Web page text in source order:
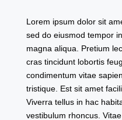
Lorem ipsum dolor sit
sed do eiusmod tempor
magna aliqua. Pretium
cras tincidunt lobortis
condimentum vitae
tristique. Est sit amet
Viverra tellus in hac
vestibulum rhoncus.